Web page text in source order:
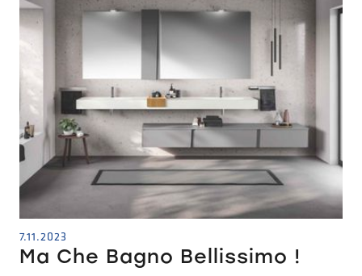
7.11.2023
Ma Che Bagno Bellissimo !